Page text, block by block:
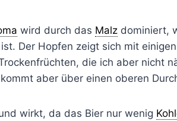
wird durch das Malz dominiert,
Der Hopfen zeigt sich mit
die ich aber nicht
aber über einen oberen
wirkt, da das Bier nur wenig